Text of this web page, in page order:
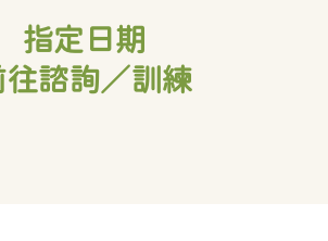
指定日期
往諮詢／訓練